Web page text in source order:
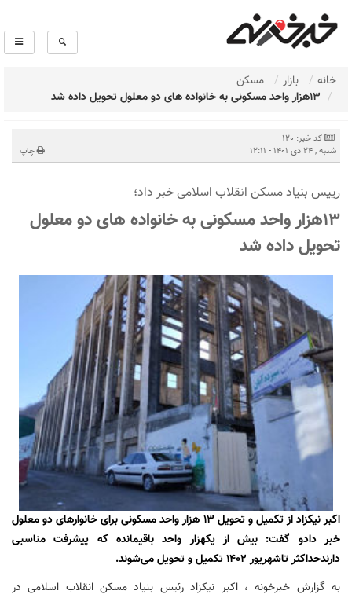
خانه بازار
مسکن
13هزار واحد مسکونی به خانواده های دو معلول تحویل داده شد
کد خبر: 120
شنبه , 24 دی 1401 - 12:11
چاپ
رییس بنیاد مسکن انقلاب اسلامی خبر داد؛
13هزار واحد مسکونی به خانواده های دو معلول
تحویل داده شد
اکبر نیکزاد از تکمیل و تحویل ۱۳ هزار واحد مسکونی برای خانوارهای دو معلول
خبر دادو گفت: بیش از یکهزار واحد باقیمانده که پیشرفت مناسبی
دارندحداکثر تاشهریور ۱۴۰۲ تکمیل و تحویل می‌شوند.
به گزارش خبرخونه ، اکبر نیکزاد رئیس بنیاد مسکن انقلاب اسلامی در